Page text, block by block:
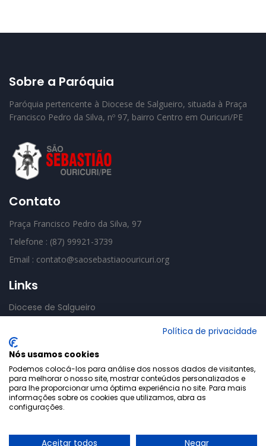
Sobre a Paróquia
Paróquia pertencente à Diocese de Salgueiro, situada à Praça
Francisco Pedro da Silva, nº 97, bairro Centro em Ouricuri/PE
Contato
Praça Francisco Pedro da Silva, 97
Telefone : (87) 99921-3739
Email : contato@saosebastiaoouricuri.org
Links
Diocese de Salgueiro
Basília Mãe das Dores
2026Gerencia Sistemas|Paróquia|Políticas de
Política de privacidade
Nós usamos cookies
Podemos colocá-los para análise dos nossos dados de visitantes,
para melhorar o nosso site, mostrar conteúdos personalizados e
para lhe proporcionar uma óptima experiência no site. Para mais
informações sobre os cookies que utilizamos, abra as
configurações.
Aceitar todos Negar